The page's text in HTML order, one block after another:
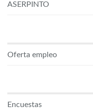
ASERPINTO
Oferta empleo
Encuestas